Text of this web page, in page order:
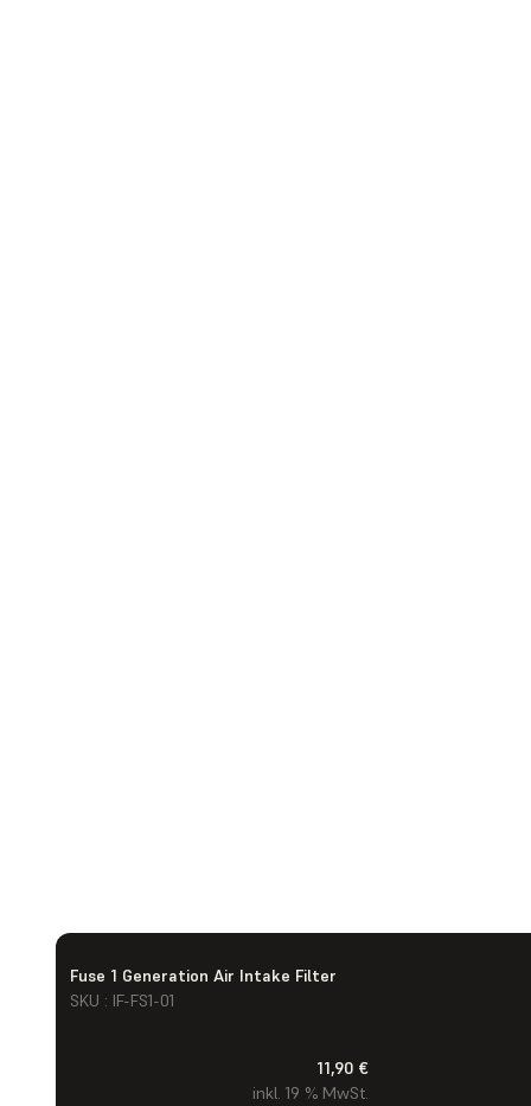
Fuse 1 Generation Air Intake Filter
SKU : IF-FS1-01
11,90 €
inkl. 19 % MwSt.